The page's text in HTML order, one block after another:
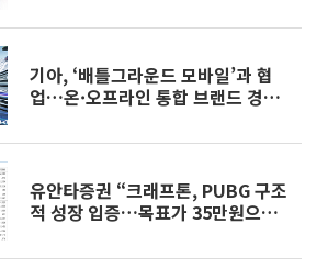
기아, ‘배틀그라운드 모바일’과 협
업…온·오프라인 통합 브랜드 경험
유안타증권 “크래프톤, PUBG 구조
적 성장 입증…목표가 35만원으로